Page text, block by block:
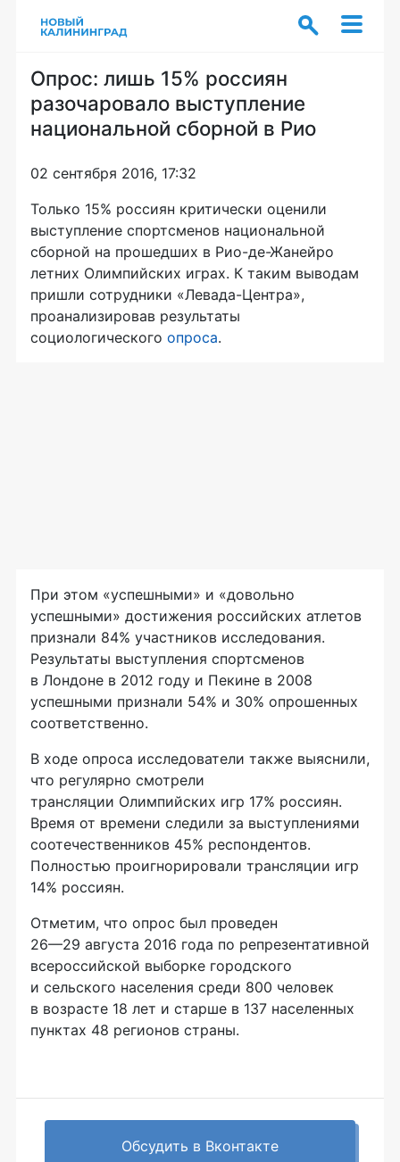
Опрос: лишь 15% россиян
разочаровало выступление
национальной сборной в Рио
02 сентября 2016, 17:32
Только 15% россиян критически оценили
выступление спортсменов национальной
сборной на прошедших в Рио-де-Жанейро
летних Олимпийских играх. К таким выводам
пришли сотрудники «Левада-Центра»,
проанализировав результаты
социологического опроса.
При этом «успешными» и «довольно
успешными» достижения российских атлетов
признали 84% участников исследования.
Результаты выступления спортсменов
в Лондоне в 2012 году и Пекине в 2008
успешными признали 54% и 30% опрошенных
соответственно.
В ходе опроса исследователи также выяснили,
что регулярно смотрели
трансляции Олимпийских игр 17% россиян.
Время от времени следили за выступлениями
соотечественников 45% респондентов.
Полностью проигнорировали трансляции игр
14% россиян.
Отметим, что опрос был проведен
26—29 августа 2016 года по репрезентативной
всероссийской выборке городского
и сельского населения среди 800 человек
в возрасте 18 лет и старше в 137 населенных
пунктах 48 регионов страны.
Обсудить в Вконтакте